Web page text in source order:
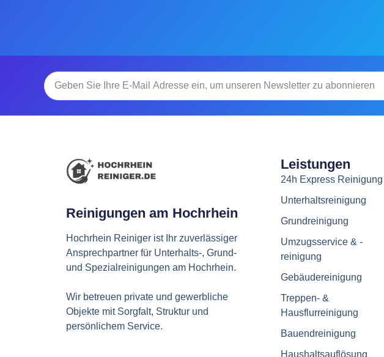
Reinigungen am Hochrhein
Hochrhein Reiniger ist Ihr zuverlässiger
Ansprechpartner für Unterhalts-, Grund-
und Spezialreinigungen am Hochrhein.
Wir betreuen private und gewerbliche
Objekte mit Sorgfalt, Struktur und
persönlichem Service.
Leistungen
24h Express Reinigung
Unterhaltsreinigung
Grundreinigung
Umzugsservice & -
reinigung
Gebäudereinigung
Treppen- &
Hausflurreinigung
Bauendreinigung
Haushaltsauflösung